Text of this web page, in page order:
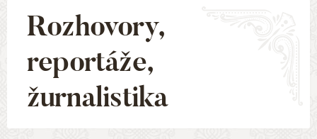
Rozhovory,
reportáže,
žurnalistika